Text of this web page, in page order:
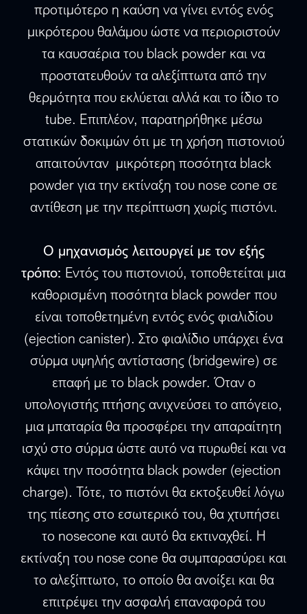
προτιμότερο η καύση να γίνει εντός ενός
μικρότερου θαλάμου ώστε να περιοριστούν
τα καυσαέρια του black powder και να
προστατευθούν τα αλεξίπτωτα από την
θερμότητα που εκλύεται αλλά και το ίδιο το
tube. Επιπλέον, παρατηρήθηκε μέσω
στατικών δοκιμών ότι με τη χρήση πιστονιού
απαιτούνταν μικρότερη ποσότητα black
powder για την εκτίναξη του nose cone σε
αντίθεση με την περίπτωση χωρίς πιστόνι.
Ο μηχανισμός λειτουργεί με τον εξής
τρόπο: Εντός του πιστονιού, τοποθετείται μια
καθορισμένη ποσότητα black powder που
είναι τοποθετημένη εντός ενός φιαλιδίου
(ejection canister). Στο φιαλίδιο υπάρχει ένα
σύρμα υψηλής αντίστασης (bridgewire) σε
επαφή με το black powder. Όταν ο
υπολογιστής πτήσης ανιχνεύσει το απόγειο,
μια μπαταρία θα προσφέρει την απαραίτητη
ισχύ στο σύρμα ώστε αυτό να πυρωθεί και να
κάψει την ποσότητα black powder (ejection
charge). Τότε, το πιστόνι θα εκτοξευθεί λόγω
της πίεσης στο εσωτερικό του, θα χτυπήσει
το nosecone και αυτό θα εκτιναχθεί. Η
εκτίναξη του nose cone θα συμπαρασύρει και
το αλεξίπτωτο, το οποίο θα ανοίξει και θα
επιτρέψει την ασφαλή επαναφορά του